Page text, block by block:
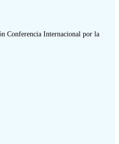
Conferencia Internacional por la